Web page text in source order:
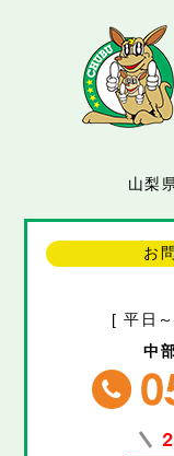
山梨
お
[ 平日
中